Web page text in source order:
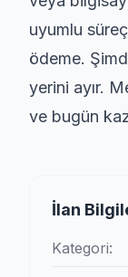
uyumlu
ödeme.
yerini ayır.
ve bugün
İlan
Kategori: